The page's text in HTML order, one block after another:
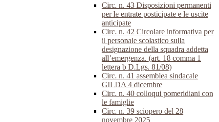
Circ. n. 43 Disposizioni permanenti
per le entrate posticipate e le uscite
anticipate
Circ. n. 42 Circolare informativa per
il personale scolastico sulla
designazione della squadra addetta
all’emergenza. (art. 18 comma 1
lettera b D.Lgs. 81/08)
Circ. n. 41 assemblea sindacale
GILDA 4 dicembre
Circ. n. 40 colloqui pomeridiani con
le famiglie
Circ. n. 39 sciopero del 28
novembre 2025